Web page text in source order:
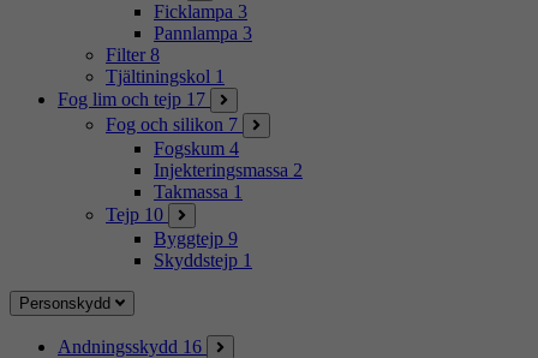
Ficklampa 3
Pannlampa 3
Filter 8
Tjältiningskol 1
Fog lim och tejp 17
Fog och silikon 7
Fogskum 4
Injekteringsmassa 2
Takmassa 1
Tejp 10
Byggtejp 9
Skyddstejp 1
Personskydd
Andningsskydd 16